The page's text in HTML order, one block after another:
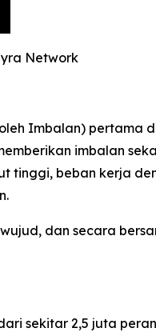
Network
Imbalan) pertama
imbalan
tinggi, beban kerja
dan secara
sekitar 2,5 juta